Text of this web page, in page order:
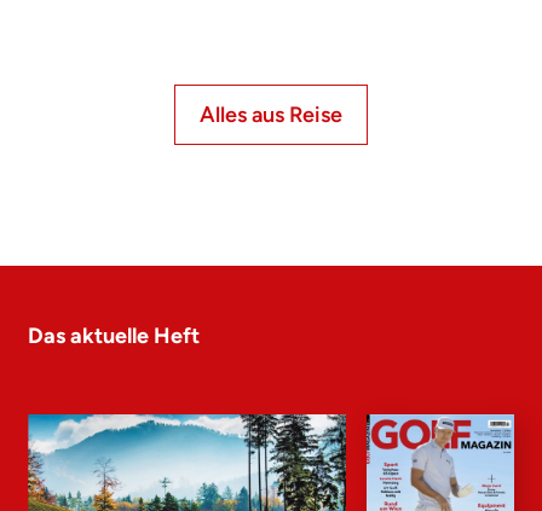
Alles aus Reise
Das aktuelle Heft